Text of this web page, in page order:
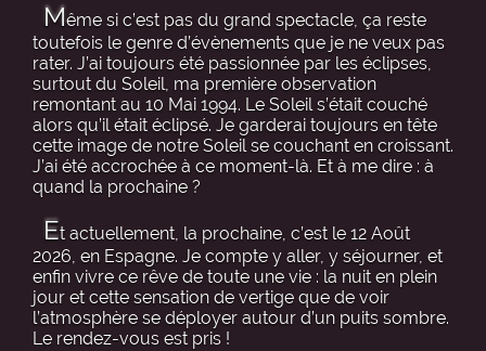
Même si c’est pas du grand spectacle, ça reste
toutefois le genre d’évènements que je ne veux pas
rater. J’ai toujours été passionnée par les éclipses,
surtout du Soleil, ma première observation
remontant au 10 Mai 1994. Le Soleil s’était couché
alors qu’il était éclipsé. Je garderai toujours en tête
cette image de notre Soleil se couchant en croissant.
J’ai été accrochée à ce moment-là. Et à me dire : à
quand la prochaine ?
Et actuellement, la prochaine, c’est le 12 Août
2026, en Espagne. Je compte y aller, y séjourner, et
enfin vivre ce rêve de toute une vie : la nuit en plein
jour et cette sensation de vertige que de voir
l’atmosphère se déployer autour d’un puits sombre.
Le rendez-vous est pris !